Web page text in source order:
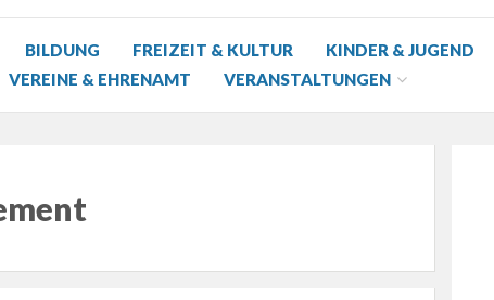
BILDUNG FREIZEIT & KULTUR KINDER & JUGEND
VEREINE & EHRENAMT
VERANSTALTUNGEN